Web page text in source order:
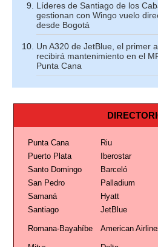
Líderes de Santiago de los
gestionan con Wingo vuelo
desde Bogotá
Un A320 de JetBlue, el primer
recibirá mantenimiento en el
Punta Cana
Punta Cana Riu
Puerto Plata
Iberostar
Santo Domingo
Barceló
San Pedro
Palladium
Samaná
Hyatt
Santiago
JetBlue
Romana-Bayahíbe American